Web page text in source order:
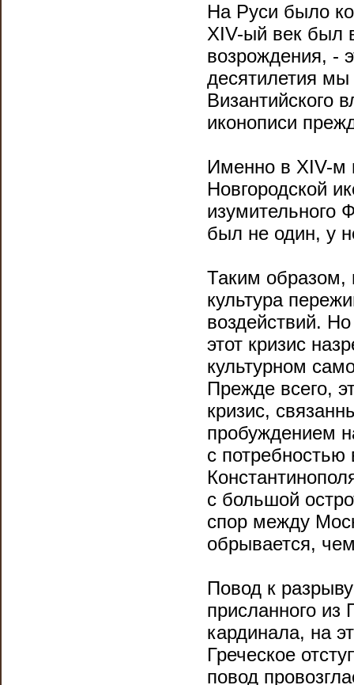
На Руси было
ХIV-ый век был
возрождения, -
десятилетия
Византийского
иконописи
Именно в ХIV-м
Новгородской
изумительного
был не один, у
Таким образом,
культура
воздействий.
этот кризис
культурном
Прежде всего,
кризис,
пробуждением
с потребностью
с большой
спор между
обрывается,
Повод к
присланного из
кардинала, на
Греческое
повод